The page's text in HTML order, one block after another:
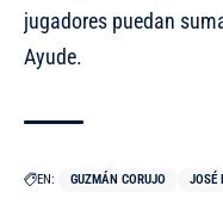
jugadores puedan
Ayude.
EN: GUZMÁN CORUJO JOSÉ